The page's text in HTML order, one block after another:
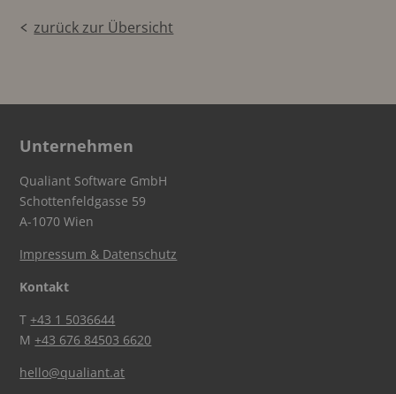
zurück zur Übersicht
Unternehmen
Qualiant Software GmbH
Schottenfeldgasse 59
A-1070 Wien
Impressum & Datenschutz
Kontakt
T+43 1 5036644
M+43 676 84503 6620
hello@qualiant.at